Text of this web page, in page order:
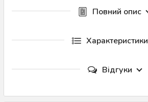
Повний опис
Характеристики
Відгуки